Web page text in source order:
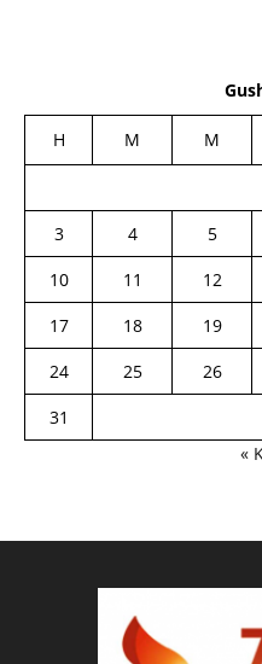
H M M
3
4 5
10
11 12
17
18 19
24
25 26
31
«